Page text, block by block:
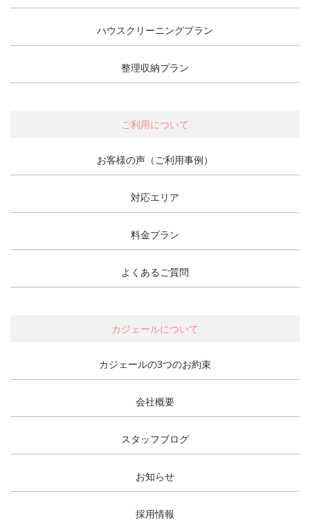
ハウスクリーニングプラン
整理収納プラン
ご利用について
お客様の声（ご利用事例）
対応エリア
料金プラン
よくあるご質問
カジェールについて
カジェールの3つのお約束
会社概要
スタッフブログ
お知らせ
採用情報